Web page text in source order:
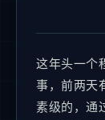
这年头一个
事，前两天
素级的，通